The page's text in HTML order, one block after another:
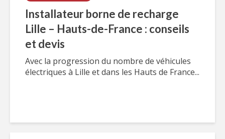
Installateur borne de recharge
Lille – Hauts-de-France : conseils
et devis
Avec la progression du nombre de véhicules
électriques à Lille et dans les Hauts de France...